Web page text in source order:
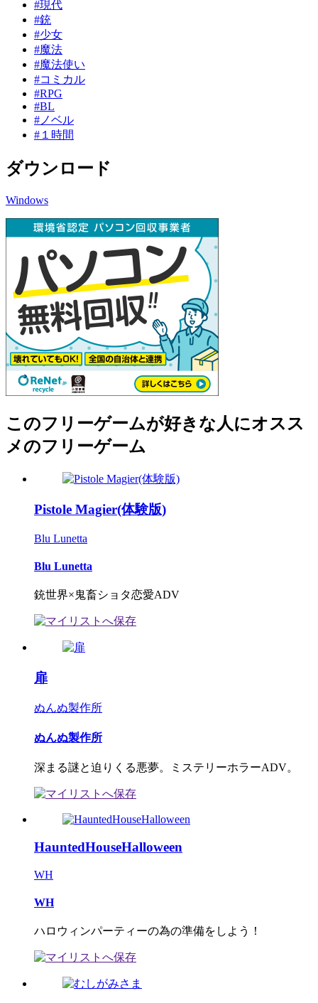
#現代
#銃
#少女
#魔法
#魔法使い
#コミカル
#RPG
#BL
#ノベル
#１時間
ダウンロード
Windows
このフリーゲームが好きな人にオスス
メのフリーゲーム
Pistole Magier(体験版)
Blu Lunetta
Blu Lunetta
銃世界×鬼畜ショタ恋愛ADV
扉
ぬんぬ製作所
ぬんぬ製作所
深まる謎と迫りくる悪夢。ミステリーホラーADV。
HauntedHouseHalloween
WH
WH
ハロウィンパーティーの為の準備をしよう！